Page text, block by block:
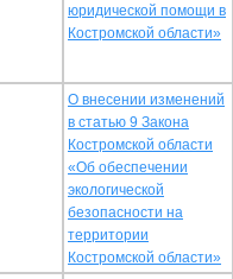
юридической помощи в
Костромской области»
О внесении изменений
в статью 9 Закона
Костромской области
«Об обеспечении
экологической
безопасности на
территории
Костромской области»